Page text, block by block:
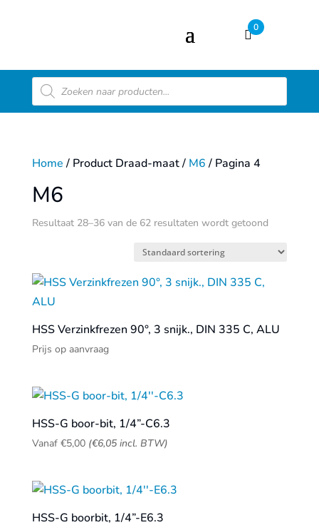
0
Producten
zoeken
Home/ Product Draad-maat / M6/ Pagina 4
M6
Resultaat 28–36 van de 62 resultaten wordt getoond
HSS Verzinkfrezen 90°, 3 snijk., DIN 335 C, ALU
Prijs op aanvraag
HSS-G boor-bit, 1/4”-C6.3
Vanaf €5,00 (€6,05incl. BTW)
HSS-G boorbit, 1/4”-E6.3